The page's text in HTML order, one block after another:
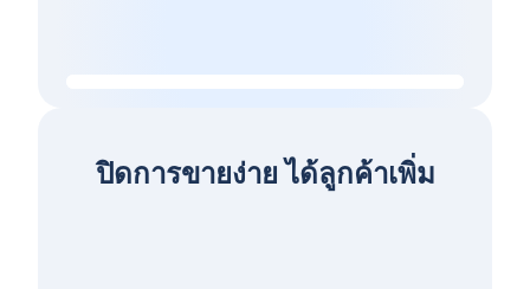
ปิดการขายง่าย ได้ลูกค้าเพิ่ม